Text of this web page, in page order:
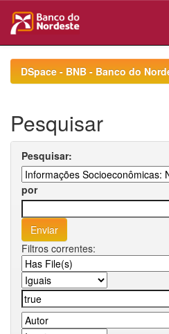
navigationDSpace - BNB - Banco do
Pesquisar
Pesquisar:
por
Filtros correntes: